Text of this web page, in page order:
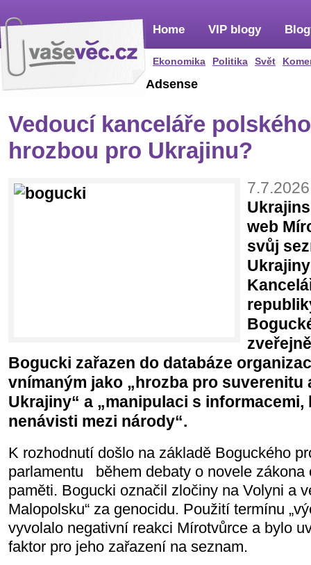
Home
Ekonomika Politika Svět
VIP blogy
Adsense
Vedoucí kanceláře
hrozbou pro Ukrajinu?
web
svůj
Bogucki zařazen do databáze
vnímaným jako „hrozba pro suverenitu
Ukrajiny“ a „manipulaci s
nenávisti mezi národy“.
K rozhodnutí došlo na základě Boguckého
parlamentu během debaty o novele zákona
paměti. Bogucki označil zločiny na Volyni a
Malopolsku“ za genocidu. Použití termínu
vyvolalo negativní reakci Mírotvůrce a bylo
faktor pro jeho zařazení na seznam.